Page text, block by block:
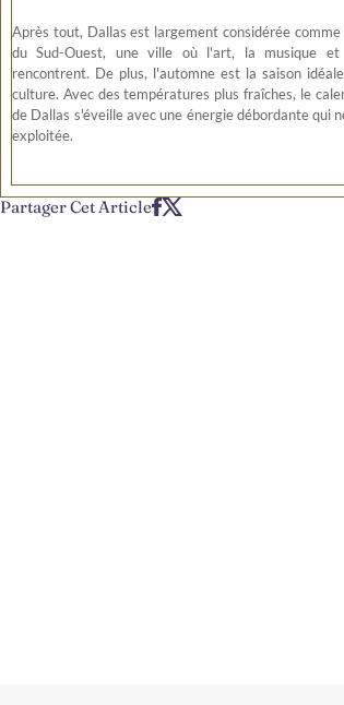
Après tout, Dallas est largement considérée
du Sud-Ouest, une ville où l'art, la musique
rencontrent. De plus, l'automne est la saison
culture. Avec des températures plus fraîches, le
de Dallas s'éveille avec une énergie débordante qui
exploitée.
Partager Cet Article